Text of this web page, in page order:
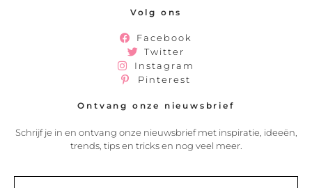
Volg ons
Facebook
Twitter
Instagram
Pinterest
Ontvang onze nieuwsbrief
Schrijf je in en ontvang onze nieuwsbrief met inspiratie, ideeën,
trends, tips en tricks en nog veel meer.